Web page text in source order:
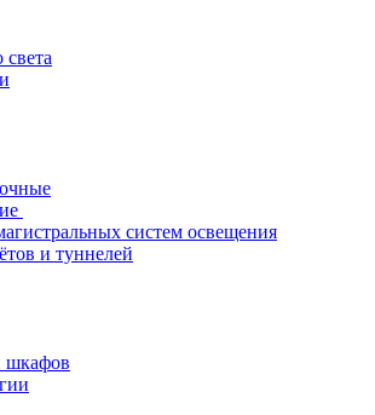
систем освещения
и туннелей
шкафов